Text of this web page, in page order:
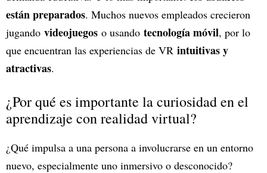
están preparados. Muchos nuevos empleados crecieron
jugando videojuegos o usando tecnología móvil, por lo
que encuentran las experiencias de VR intuitivas y
atractivas.
¿Por qué es importante la curiosidad en el
aprendizaje con realidad virtual?
¿Qué impulsa a una persona a involucrarse en un entorno
nuevo, especialmente uno inmersivo o desconocido?